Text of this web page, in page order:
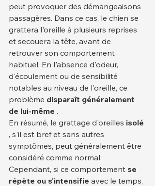
peut provoquer des démangeaisons
passagères. Dans ce cas, le chien se
grattera l'oreille à plusieurs reprises
et secouera la tête, avant de
retrouver son comportement
habituel. En l'absence d'odeur,
d'écoulement ou de sensibilité
notables au niveau de l'oreille, ce
problème disparaît généralement
de lui-même .
En résumé, le grattage d'oreilles isolé
, s'il est bref et sans autres
symptômes, peut généralement être
considéré comme normal.
Cependant, si ce comportement se
répète ou s'intensifie avec le temps,